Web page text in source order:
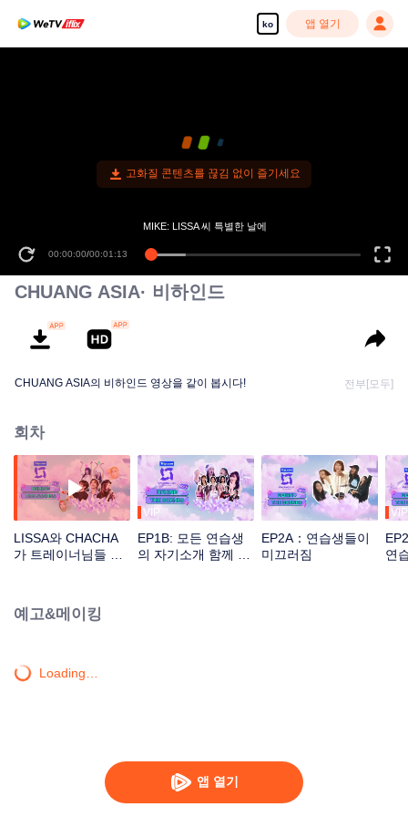
ko 앱 열기
앱 열기
고화질 콘텐츠를 끊김 없이 즐기세요
00:00:00/00:01:13
MIKE: LISSA 씨 특별한 날에
CHUANG ASIA· 비하인드
CHUANG ASIA의 비하인드 영상을 같이 봅시다! 전부[모두]
회차
LISSA와 CHACHA
가 트레이너님들 위
VIP
EP1B: 모든 연습생
의 자기소개 함께 보
EP2A：연습생들이
미끄러짐
VIP
연
예고&메이킹
Loading…